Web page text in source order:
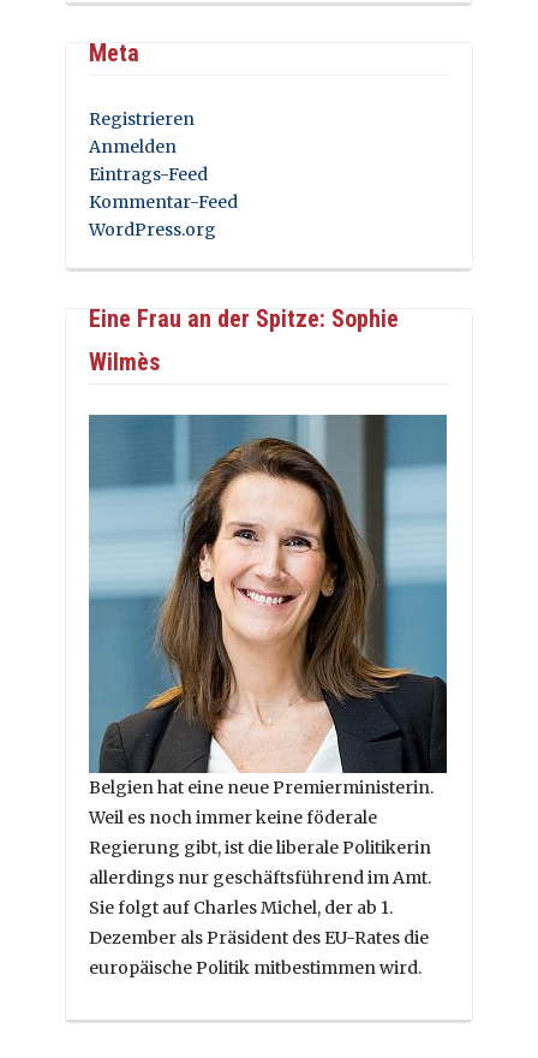
Meta
Registrieren
Anmelden
Eintrags-Feed
Kommentar-Feed
WordPress.org
Eine Frau an der Spitze: Sophie
Wilmès
Belgien hat eine neue Premierministerin.
Weil es noch immer keine föderale
Regierung gibt, ist die liberale Politikerin
allerdings nur geschäftsführend im Amt.
Sie folgt auf Charles Michel, der ab 1.
Dezember als Präsident des EU-Rates die
europäische Politik mitbestimmen wird.